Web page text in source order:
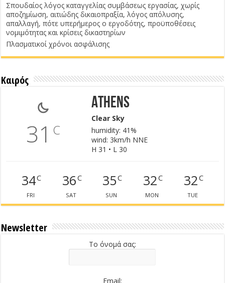
Σπουδαίος λόγος καταγγελίας συμβάσεως εργασίας, χωρίς
αποζημίωση, αιτιώδης δικαιοπραξία, λόγος απόλυσης,
απαλλαγή, πότε υπερήμερος ο εργοδότης, προϋποθέσεις
νομιμότητας και κρίσεις δικαστηρίων
Πλασματικοί χρόνοι ασφάλισης
Καιρός
31 C
Athens
Clear Sky
humidity: 41%
wind: 3km/h NNE
H 31 • L 30
34C
FRI
36C
SAT
35C
SUN
32C
MON
32C
TUE
Newsletter
Το όνομά σας:
Email: